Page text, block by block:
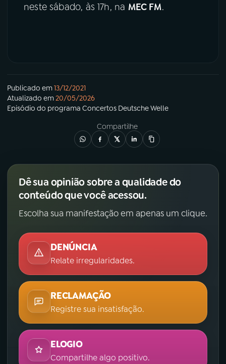
neste sábado, às 17h, na MEC FM.
Publicado em13/12/2021
Atualizado em20/05/2026
Episódio do programa Concertos Deutsche Welle
Compartilhe
Dê sua opinião sobre a qualidade do
conteúdo que você acessou.
Escolha sua manifestação em apenas um clique.
DENÚNCIA
Relate irregularidades.
RECLAMAÇÃO
Registre sua insatisfação.
ELOGIO
Compartilhe algo positivo.